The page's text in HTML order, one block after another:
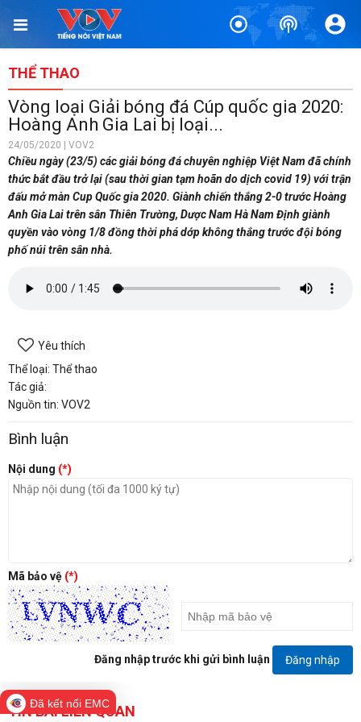
THỂ THAO
Vòng loại Giải bóng đá Cúp quốc gia 2020:
Hoàng Anh Gia Lai bị loại...
24/05/2020 | VOV2
Chiều ngày (23/5) các giải bóng đá chuyên nghiệp Việt Nam đã chính
thức bắt đầu trở lại (sau thời gian tạm hoãn do dịch covid 19) với trận
đấu mở màn Cup Quốc gia 2020. Giành chiến thắng 2-0 trước Hoàng
Anh Gia Lai trên sân Thiên Trường, Dược Nam Hà Nam Định giành
quyền vào vòng 1/8 đồng thời phá dớp không thắng trước đội bóng
phố núi trên sân nhà.
Yêu thích
Thể loại: Thể thao
Tác giả:
Nguồn tin: VOV2
Bình luận
Nội dung (*)
Mã bảo vệ (*)
Đăng nhập trước khi gửi bình luận Đăng nhập
TIN BÀI LIÊN QUAN
Đã kết nối EMC